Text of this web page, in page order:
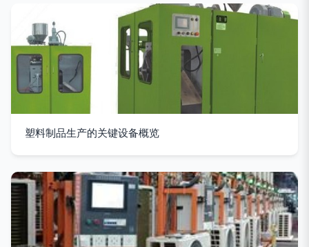
塑料制品生产的关键设备概览